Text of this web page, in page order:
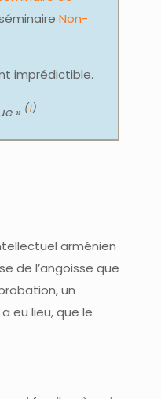
Non-
imprédictible.
» (1)
arménien
de l’angoisse que
un
eu lieu, que le